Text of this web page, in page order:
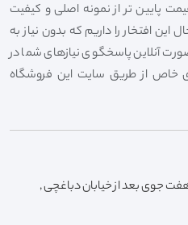
پایین تر از نمونه اصلی و کیفیت
افتخار را داریم که بدون نیاز به
آنلاین پاسخگوی نیازهای شما در
خاص از طریق سایت این فروشگاه
جوی بعد از خیابان دباغچی ,